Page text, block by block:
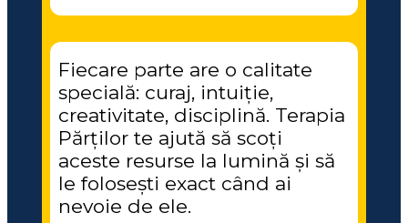
Fiecare parte are o calitate
specială: curaj, intuiție,
creativitate, disciplină. Terapia
Părților te ajută să scoți
aceste resurse la lumină și să
le folosești exact când ai
nevoie de ele.